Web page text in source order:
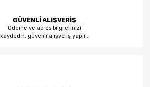
GÜVENLİ ALIŞVERİŞ
Ödeme ve adres bilgilerinizi
kaydedin, güvenli alışveriş yapın.